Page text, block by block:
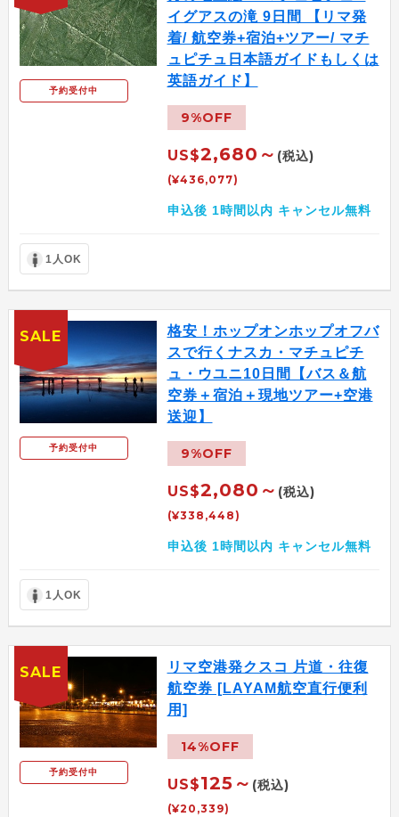
予約受付中
イグアスの滝 9日間 【リマ発
着/ 航空券+宿泊+ツアー/ マチ
ュピチュ日本語ガイドもしくは
英語ガイド】
9%OFF
US$2,680～ (税込)
(¥436,077)
申込後 1時間以内 キャンセル無料
1人OK
予約受付中
格安！ホップオンホップオフバ
スで行くナスカ・マチュピチ
ュ・ウユニ10日間【バス＆航
空券＋宿泊＋現地ツアー+空港
送迎】
9%OFF
US$2,080～ (税込)
(¥338,448)
申込後 1時間以内 キャンセル無料
1人OK
SALE
予約受付中
リマ空港発クスコ 片道・往復
航空券 [LAYAM航空直行便利
用]
14%OFF
US$125～ (税込)
(¥20,339)
SALE